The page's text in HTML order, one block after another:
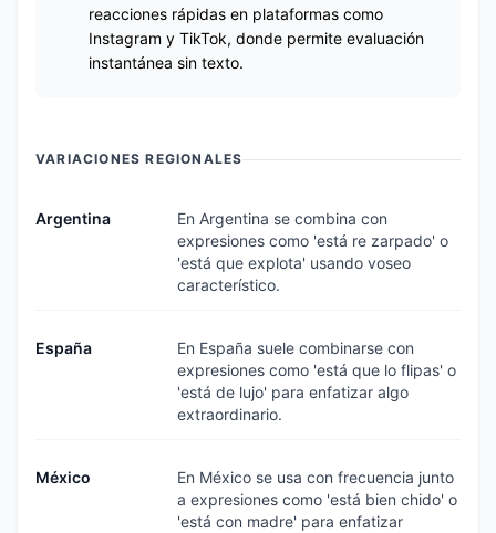
reacciones rápidas en plataformas como
Instagram y TikTok, donde permite evaluación
instantánea sin texto.
VARIACIONES REGIONALES
Argentina
En Argentina se combina con
expresiones como 'está re zarpado' o
'está que explota' usando voseo
característico.
España
En España suele combinarse con
expresiones como 'está que lo flipas' o
'está de lujo' para enfatizar algo
extraordinario.
México
En México se usa con frecuencia junto
a expresiones como 'está bien chido' o
'está con madre' para enfatizar